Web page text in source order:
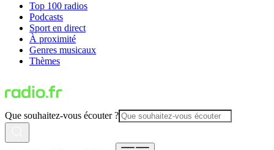
Top 100 radios
Podcasts
Sport en direct
À proximité
Genres musicaux
Thèmes
Que souhaitez-vous écouter ?